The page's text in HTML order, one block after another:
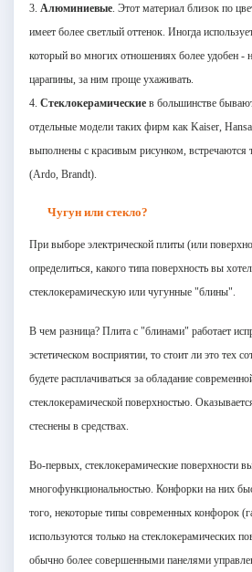
3. Алюминиевые . Этот материал близок по
имеет более светлый оттенок. Иногда
который во многих отношениях более удобен -
царапины, за ним проще ухаживать.
4. Стеклокерамические в большинстве
отдельные модели таких фирм как Kaiser,
выполнены с красивым рисунком, встречаются
(Ardo, Brandt).
Чугун или стекло?
При выборе электрической плиты (или
определиться, какого типа поверхность вы
стеклокерамическую или чугунные "блины".
В чем разница? Плита с "блинами" работает
эстетическом восприятии, то стоит ли это тех
будете расплачиваться за обладание
стеклокерамической поверхностью.
стеснены в средствах.
Во-первых, стеклокерамические поверхности
многофункциональностью. Конфорки на них
того, некоторые типы современных конфорок
используются только на стеклокерамических
обычно более совершенными панелями